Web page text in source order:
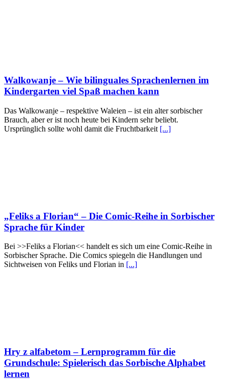
Walkowanje – Wie bilinguales Sprachenlernen im
Kindergarten viel Spaß machen kann
Das Walkowanje – respektive Waleien – ist ein alter sorbischer
Brauch, aber er ist noch heute bei Kindern sehr beliebt.
Ursprünglich sollte wohl damit die Fruchtbarkeit [...]
„Feliks a Florian“ – Die Comic-Reihe in Sorbischer
Sprache für Kinder
Bei >>Feliks a Florian<< handelt es sich um eine Comic-Reihe in
Sorbischer Sprache. Die Comics spiegeln die Handlungen und
Sichtweisen von Feliks und Florian in [...]
Hry z alfabetom – Lernprogramm für die
Grundschule: Spielerisch das Sorbische Alphabet
lernen